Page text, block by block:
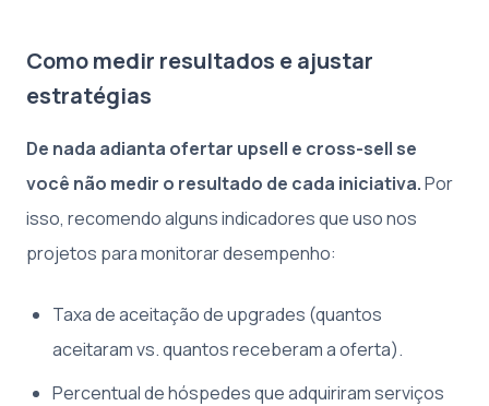
Como medir resultados e ajustar
estratégias
De nada adianta ofertar upsell e cross-sell se
você não medir o resultado de cada iniciativa.Por
isso, recomendo alguns indicadores que uso nos
projetos para monitorar desempenho:
Taxa de aceitação de upgrades (quantos
aceitaram vs. quantos receberam a oferta).
Percentual de hóspedes que adquiriram serviços